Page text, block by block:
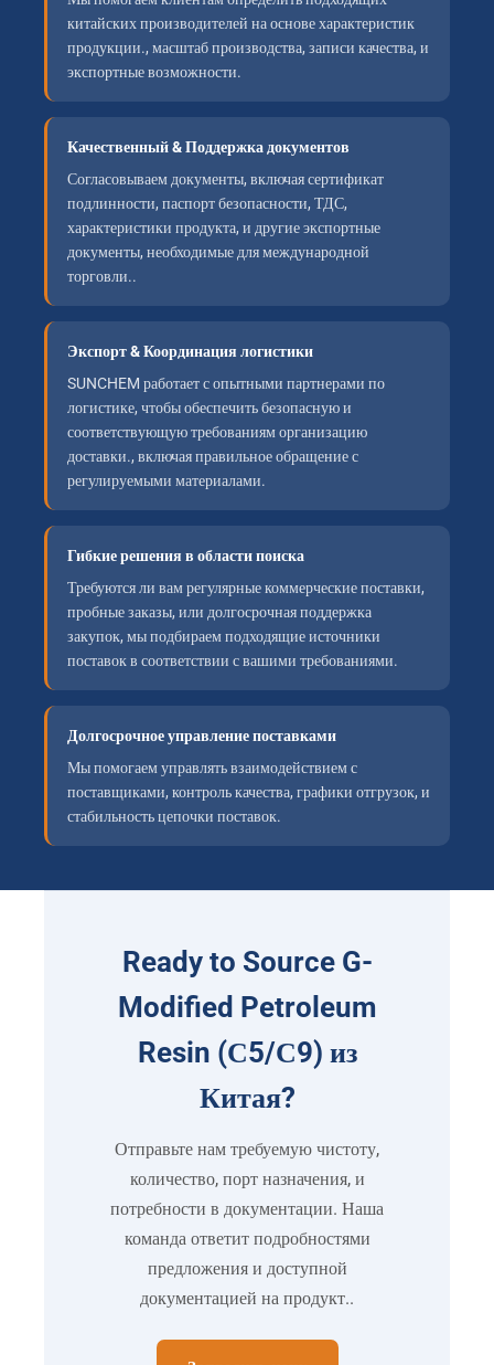
китайских производителей на основе характеристик
продукции., масштаб производства, записи качества, и
экспортные возможности.
Качественный & Поддержка документов
Согласовываем документы, включая сертификат
подлинности, паспорт безопасности, ТДС,
характеристики продукта, и другие экспортные
документы, необходимые для международной
торговли..
Экспорт & Координация логистики
SUNCHEM работает с опытными партнерами по
логистике, чтобы обеспечить безопасную и
соответствующую требованиям организацию
доставки., включая правильное обращение с
регулируемыми материалами.
Гибкие решения в области поиска
Требуются ли вам регулярные коммерческие поставки,
пробные заказы, или долгосрочная поддержка
закупок, мы подбираем подходящие источники
поставок в соответствии с вашими требованиями.
Долгосрочное управление поставками
Мы помогаем управлять взаимодействием с
поставщиками, контроль качества, графики отгрузок, и
стабильность цепочки поставок.
Ready to Source G-
Modified Petroleum
Resin (С5/С9) из
Китая?
Отправьте нам требуемую чистоту,
количество, порт назначения, и
потребности в документации. Наша
команда ответит подробностями
предложения и доступной
документацией на продукт..